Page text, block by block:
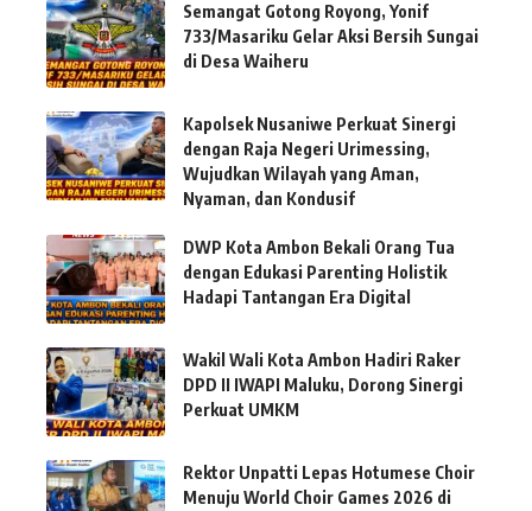
Semangat Gotong Royong, Yonif
733/Masariku Gelar Aksi Bersih Sungai
di Desa Waiheru
Kapolsek Nusaniwe Perkuat Sinergi
dengan Raja Negeri Urimessing,
Wujudkan Wilayah yang Aman,
Nyaman, dan Kondusif
DWP Kota Ambon Bekali Orang Tua
dengan Edukasi Parenting Holistik
Hadapi Tantangan Era Digital
Wakil Wali Kota Ambon Hadiri Raker
DPD II IWAPI Maluku, Dorong Sinergi
Perkuat UMKM
Rektor Unpatti Lepas Hotumese Choir
Menuju World Choir Games 2026 di